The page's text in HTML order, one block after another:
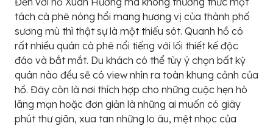
tách cà phê nóng hổi mang hương vị của thành phố
sương mù thì thật sự là một thiếu sót. Quanh hồ có
rất nhiều quán cà phê nổi tiếng với lối thiết kế độc
đáo và bắt mắt. Du khách có thể tùy ý chọn bất kỳ
quán nào đều sẽ có view nhìn ra toàn khung cảnh của
hồ. Đây còn là nơi thích hợp cho những cuộc hẹn hò
lãng mạn hoặc đơn giản là những ai muốn có giây
phút thư giãn, xua tan những lo âu, mệt nhọc của